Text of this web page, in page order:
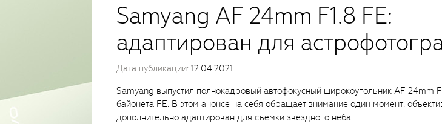
Samyang AF 24mm F1.8 FE:
адаптирован для
Дата публикации: 12.04.2021
Samyang выпустил полнокадровый автофокусный широкоугольник AF 24mm
байонета FE. В этом анонсе на себя обращает внимание один момент:
дополнительно адаптирован для съёмки звёздного неба.